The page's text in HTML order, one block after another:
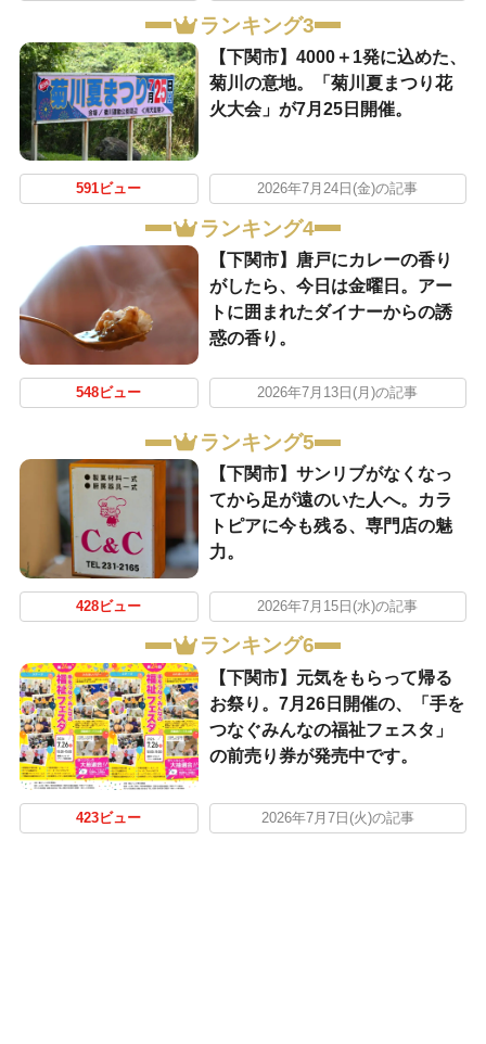
ランキング3
【下関市】4000＋1発に込めた、
菊川の意地。「菊川夏まつり花
火大会」が7月25日開催。
591ビュー 2026年7月24日(金)の記事
ランキング4
【下関市】唐戸にカレーの香り
がしたら、今日は金曜日。アー
トに囲まれたダイナーからの誘
惑の香り。
548ビュー 2026年7月13日(月)の記事
ランキング5
【下関市】サンリブがなくなっ
てから足が遠のいた人へ。カラ
トピアに今も残る、専門店の魅
力。
428ビュー 2026年7月15日(水)の記事
ランキング6
【下関市】元気をもらって帰る
お祭り。7月26日開催の、「手を
つなぐみんなの福祉フェスタ」
の前売り券が発売中です。
423ビュー 2026年7月7日(火)の記事